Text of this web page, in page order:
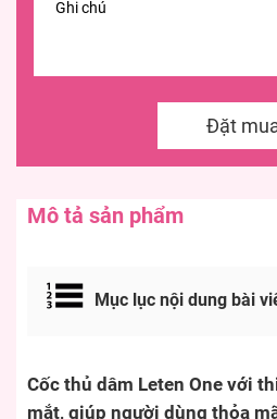
Đặt
Mô tả sản phẩm
Mục lục nội dung bài
Cốc thủ dâm Leten One với
mắt, giúp người dùng thỏa